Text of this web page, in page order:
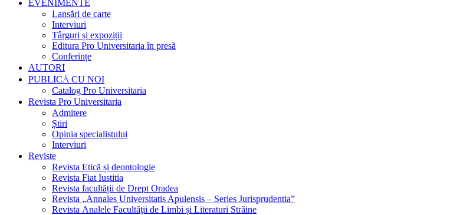
EVENIMENTE
Lansări de carte
Interviuri
Târguri și expoziții
Editura Pro Universitaria în presă
Conferințe
AUTORI
PUBLICĂ CU NOI
Catalog Pro Universitaria
Revista Pro Universitaria
Admitere
Știri
Opinia specialistului
Interviuri
Reviste
Revista Etică și deontologie
Revista Fiat Iustitia
Revista facultății de Drept Oradea
Revista „Annales Universitatis Apulensis – Series Jurisprudentia”
Revista Analele Facultăţii de Limbi și Literaturi Străine